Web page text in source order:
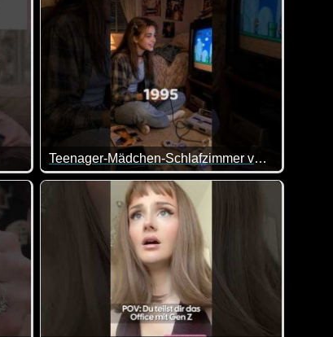
lang die bis jetzt besten Videos des Jahres 2026
mein Leben wäre es nicht :-)
Teenager-Mädchen-Schlafzimmer verschiedener Jahrgänge